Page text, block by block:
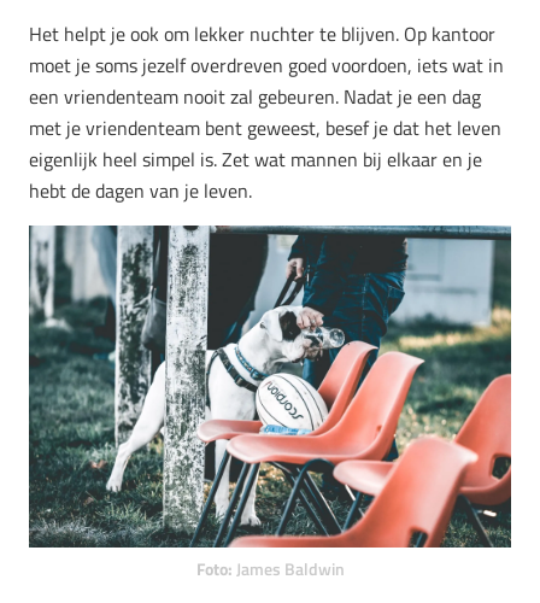
Het helpt je ook om lekker nuchter te blijven. Op kantoor
moet je soms jezelf overdreven goed voordoen, iets wat in
een vriendenteam nooit zal gebeuren. Nadat je een dag
met je vriendenteam bent geweest, besef je dat het leven
eigenlijk heel simpel is. Zet wat mannen bij elkaar en je
hebt de dagen van je leven.
Foto: James Baldwin